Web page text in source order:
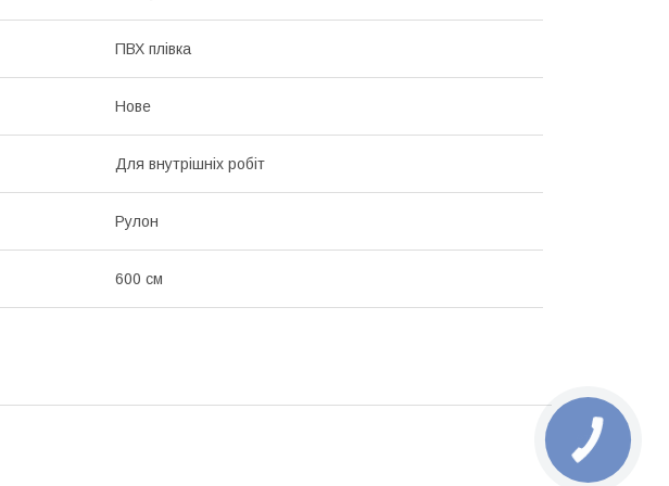
ПВХ плівка
Нове
Для внутрішніх робіт
Рулон
600 см